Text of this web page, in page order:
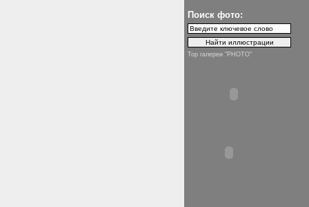
Поиск фото:
Top галереи "PHOTO"